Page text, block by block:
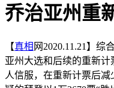
乔治亚州重
【真相 网2020.11.21】综
亚州大选和后续的重新
人信服，在重新计票后